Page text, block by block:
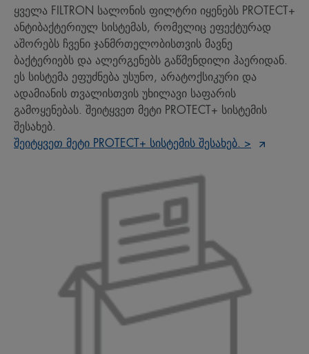
ყველა FILTRON სალონის ფილტრი იყენებს PROTECT+
ანტიბაქტერიულ სისტემას, რომელიც ეფექტურად
აშორებს ჩვენი ჯანმრთელობისთვის მავნე
ბაქტერიებს და ალერგენებს გაწმენდილი ჰაერიდან.
ეს სისტემა ეფუძნება უსუნო, არატოქსიკური და
ადამიანის თვალისთვის უხილავი საფარის
გამოყენებას. შეიტყვეთ მეტი PROTECT+ სისტემის
შესახებ.
​შეიტყვეთ მეტი PROTECT+ სისტემის შესახებ. >